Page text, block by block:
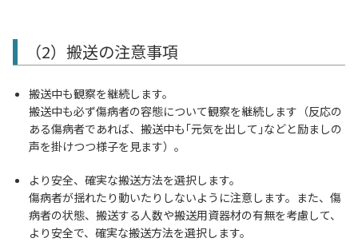
（2）搬送の注意事項
搬送中も観察を継続します。
搬送中も必ず傷病者の容態について観察を継続します（反応の
ある傷病者であれば、搬送中も｢元気を出して｣などと励ましの
声を掛けつつ様子を見ます）。
より安全、確実な搬送方法を選択します。
傷病者が揺れたり動いたりしないように注意します。また、傷
病者の状態、搬送する人数や搬送用資器材の有無を考慮して、
より安全で、確実な搬送方法を選択します。